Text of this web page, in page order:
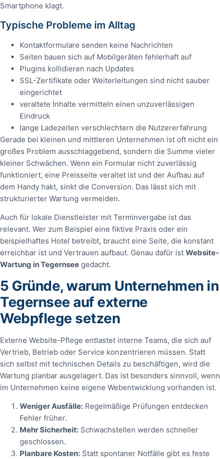
Smartphone klagt.
Typische Probleme im Alltag
Kontaktformulare senden keine Nachrichten
Seiten bauen sich auf Mobilgeräten fehlerhaft auf
Plugins kollidieren nach Updates
SSL-Zertifikate oder Weiterleitungen sind nicht sauber
eingerichtet
veraltete Inhalte vermitteln einen unzuverlässigen
Eindruck
lange Ladezeiten verschlechtern die Nutzererfahrung
Gerade bei kleinen und mittleren Unternehmen ist oft nicht ein
großes Problem ausschlaggebend, sondern die Summe vieler
kleiner Schwächen. Wenn ein Formular nicht zuverlässig
funktioniert, eine Preisseite veraltet ist und der Aufbau auf
dem Handy hakt, sinkt die Conversion. Das lässt sich mit
strukturierter Wartung vermeiden.
Auch für lokale Dienstleister mit Terminvergabe ist das
relevant. Wer zum Beispiel eine fiktive Praxis oder ein
beispielhaftes Hotel betreibt, braucht eine Seite, die konstant
erreichbar ist und Vertrauen aufbaut. Genau dafür ist Website-
Wartung in Tegernsee gedacht.
5 Gründe, warum Unternehmen in
Tegernsee auf externe
Webpflege setzen
Externe Website-Pflege entlastet interne Teams, die sich auf
Vertrieb, Betrieb oder Service konzentrieren müssen. Statt
sich selbst mit technischen Details zu beschäftigen, wird die
Wartung planbar ausgelagert. Das ist besonders sinnvoll, wenn
im Unternehmen keine eigene Webentwicklung vorhanden ist.
Weniger Ausfälle: Regelmäßige Prüfungen entdecken
Fehler früher.
Mehr Sicherheit: Schwachstellen werden schneller
geschlossen.
Planbare Kosten: Statt spontaner Notfälle gibt es feste